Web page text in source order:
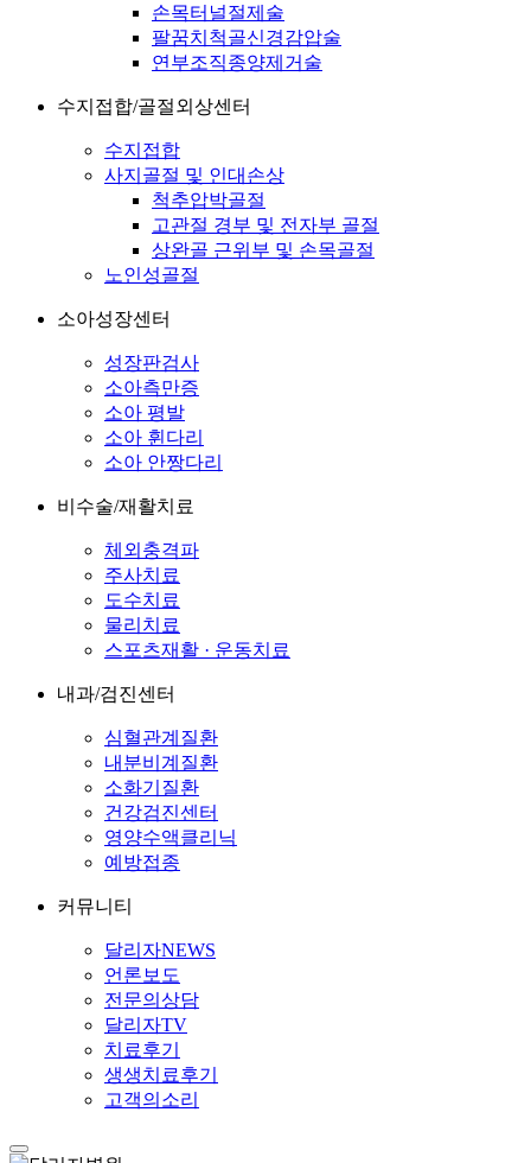
손목터널절제술
팔꿈치척골신경감압술
연부조직종양제거술
수지접합/골절외상센터
수지접합
사지골절 및 인대손상
척추압박골절
고관절 경부 및 전자부 골절
상완골 근위부 및 손목골절
노인성골절
소아성장센터
성장판검사
소아측만증
소아 평발
소아 휜다리
소아 안짱다리
비수술/재활치료
체외충격파
주사치료
도수치료
물리치료
스포츠재활 · 운동치료
내과/검진센터
심혈관계질환
내분비계질환
소화기질환
건강검진센터
영양수액클리닉
예방접종
커뮤니티
달리자NEWS
언론보도
전문의상담
달리자TV
치료후기
생생치료후기
고객의소리